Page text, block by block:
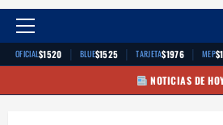
Menú
principal
OFICIAL$1520 | BLUE$1525 | TARJETA$1976 | MEP
NOTICIAS DE